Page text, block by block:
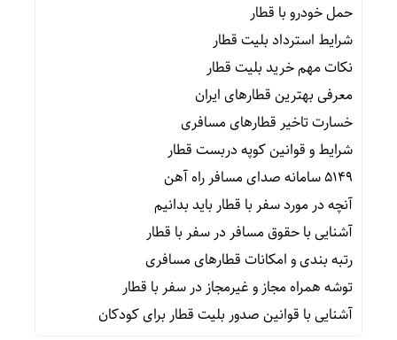
حمل خودرو با قطار
شرایط استرداد بلیت قطار
نکات مهم خرید بلیت قطار
معرفی بهترین قطارهای ایران
خسارت تاخیر قطارهای مسافری
شرایط و قوانین کوپه دربست قطار
۵۱۴۹ سامانه صدای مسافر راه آهن
آنچه در مورد سفر با قطار باید بدانیم
آشنایی با حقوق مسافر در سفر با قطار
رتبه بندی و امکانات قطارهای مسافری
توشه همراه مجاز و غیرمجاز در سفر با قطار
آشنایی با قوانین صدور بلیت قطار برای کودکان